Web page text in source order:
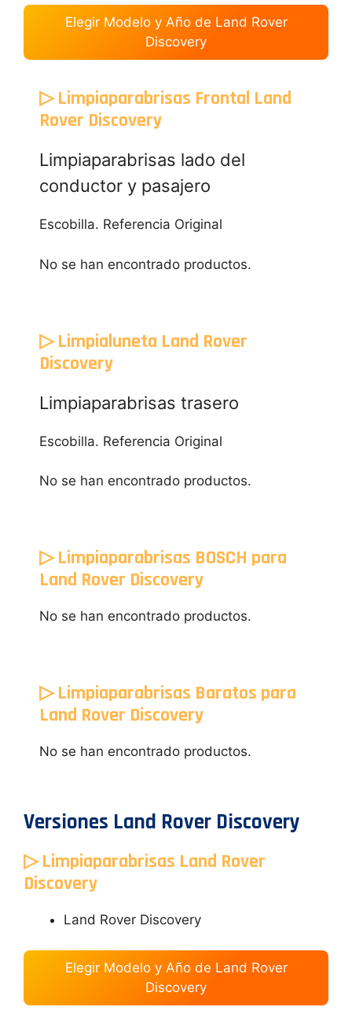
Elegir Modelo y Año de Land Rover
Discovery
▷ Limpiaparabrisas Frontal Land
Rover Discovery
Limpiaparabrisas lado del
conductor y pasajero
Escobilla. Referencia Original
No se han encontrado productos.
▷ Limpialuneta Land Rover
Discovery
Limpiaparabrisas trasero
Escobilla. Referencia Original
No se han encontrado productos.
▷ Limpiaparabrisas BOSCH para
Land Rover Discovery
No se han encontrado productos.
▷ Limpiaparabrisas Baratos para
Land Rover Discovery
No se han encontrado productos.
Versiones Land Rover Discovery
▷ Limpiaparabrisas Land Rover
Discovery
Land Rover Discovery
Elegir Modelo y Año de Land Rover
Discovery